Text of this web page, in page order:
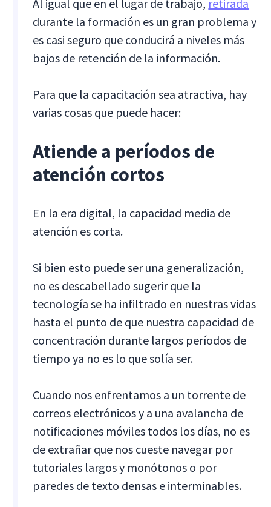
Al igual que en el lugar de trabajo, retirada
durante la formación es un gran problema y
es casi seguro que conducirá a niveles más
bajos de retención de la información.
Para que la capacitación sea atractiva, hay
varias cosas que puede hacer:
Atiende a períodos de
atención cortos
En la era digital, la capacidad media de
atención es corta.
Si bien esto puede ser una generalización,
no es descabellado sugerir que la
tecnología se ha infiltrado en nuestras vidas
hasta el punto de que nuestra capacidad de
concentración durante largos períodos de
tiempo ya no es lo que solía ser.
Cuando nos enfrentamos a un torrente de
correos electrónicos y a una avalancha de
notificaciones móviles todos los días, no es
de extrañar que nos cueste navegar por
tutoriales largos y monótonos o por
paredes de texto densas e interminables.